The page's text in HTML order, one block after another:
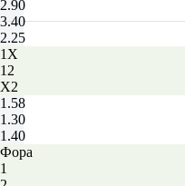
2.90
3.40
2.25
1X
12
X2
1.58
1.30
1.40
Фора
1